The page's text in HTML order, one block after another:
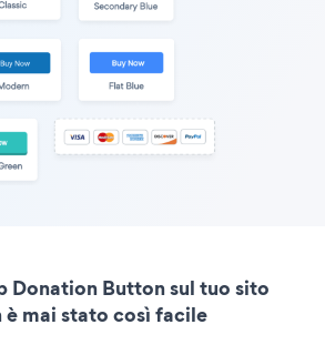
Donation Button sul tuo sito
è mai stato così facile